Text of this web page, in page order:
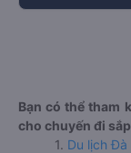
Bạn có thể tham
cho chuyến đi
1. Du lịch Đà